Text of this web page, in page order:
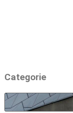
Categorie